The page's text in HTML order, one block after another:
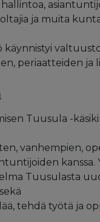
ja muita
käynnistyi
periaatteiden ja
Tuusula -
vanhempien,
kanssa.
Tuusulasta
tehdä työtä ja